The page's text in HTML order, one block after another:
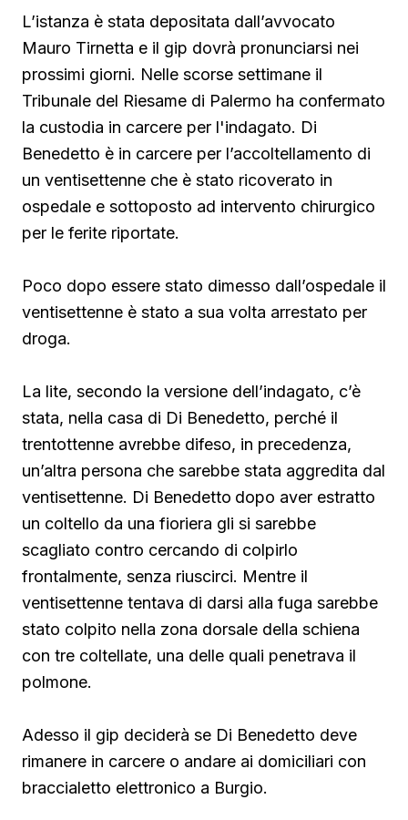
L’istanza è stata depositata dall’avvocato
Mauro Tirnetta e il gip dovrà pronunciarsi nei
prossimi giorni. Nelle scorse settimane il
Tribunale del Riesame di Palermo ha confermato
la custodia in carcere per l'indagato. Di
Benedetto è in carcere per l’accoltellamento di
un ventisettenne che è stato ricoverato in
ospedale e sottoposto ad intervento chirurgico
per le ferite riportate.
Poco dopo essere stato dimesso dall’ospedale il
ventisettenne è stato a sua volta arrestato per
droga.
La lite, secondo la versione dell’indagato, c’è
stata, nella casa di Di Benedetto, perché il
trentottenne avrebbe difeso, in precedenza,
un’altra persona che sarebbe stata aggredita dal
ventisettenne. Di Benedetto dopo aver estratto
un coltello da una fioriera gli si sarebbe
scagliato contro cercando di colpirlo
frontalmente, senza riuscirci. Mentre il
ventisettenne tentava di darsi alla fuga sarebbe
stato colpito nella zona dorsale della schiena
con tre coltellate, una delle quali penetrava il
polmone.
Adesso il gip deciderà se Di Benedetto deve
rimanere in carcere o andare ai domiciliari con
braccialetto elettronico a Burgio.